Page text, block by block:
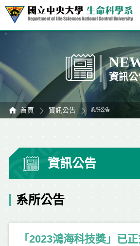
資訊
首頁 資訊公告 系所公告
資訊公告
系所公告
「2023鴻海科技獎」已